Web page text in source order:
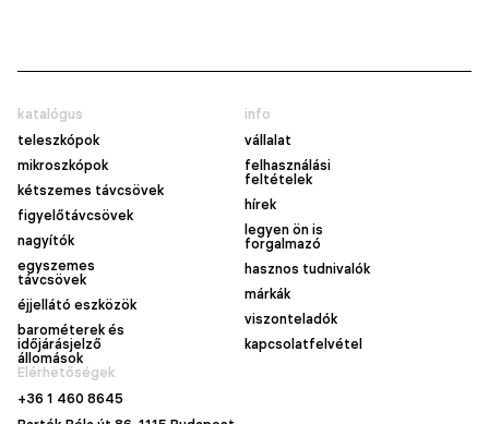
katalógus
teleszkópok
mikroszkópok
kétszemes távcsövek
figyelőtávcsövek
nagyítók
egyszemes
távcsövek
éjjellátó eszközök
barométerek és
időjárásjelző
állomások
info
vállalat
felhasználási
feltételek
hírek
legyen ön is
forgalmazó
hasznos tudnivalók
márkák
viszonteladók
kapcsolatfelvétel
Elérhetőségek
+36 1 460 8645